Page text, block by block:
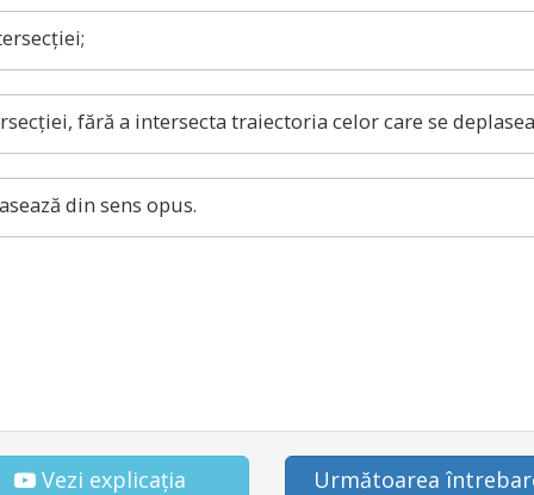
fără a intersecta traiectoria celor care se
din sens opus.
Vezi explicația Următoarea